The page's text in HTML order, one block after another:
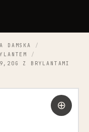
DAMSKA
/
/
Z BRYLANTAMI